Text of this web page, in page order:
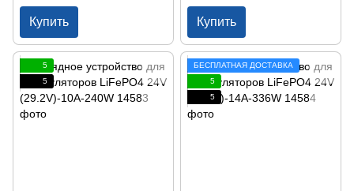
Купить Купить
5
5
БЕСПЛАТНАЯ ДОСТАВКА
5
5